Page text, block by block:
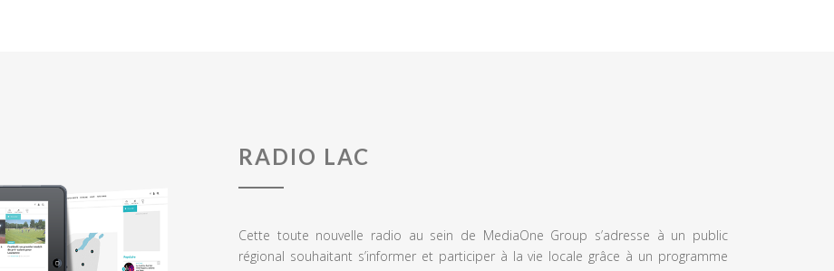
RADIO LAC
Cette toute nouvelle radio au sein de MediaOne Group s’adresse à un public
régional souhaitant s’informer et participer à la vie locale grâce à un programme